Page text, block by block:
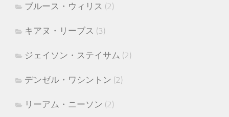
ブルース・ウィリス (2)
キアヌ・リーブス (3)
ジェイソン・ステイサム (2)
デンゼル・ワシントン (2)
リーアム・ニーソン (2)